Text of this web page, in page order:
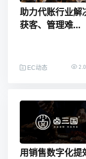
助力代账行业解
获客、管理难...
EC动态
用销售数字化提